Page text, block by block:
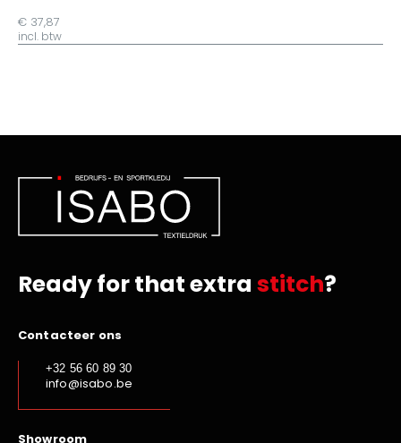
€ 37,87
incl. btw
Ready for that extra stitch?
Contacteer ons
+32 56 60 89 30
info@isabo.be
Showroom